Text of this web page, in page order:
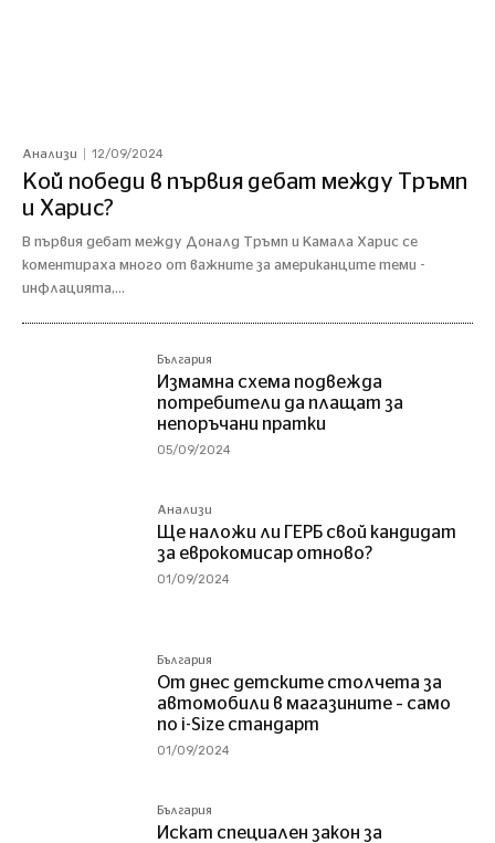
Анализи 12/09/2024
Кой победи в първия дебат между Тръмп
и Харис?
В първия дебат между Доналд Тръмп и Камала Харис се
коментираха много от важните за американците теми -
инфлацията,...
България
Измамна схема подвежда
потребители да плащат за
непоръчани пратки
05/09/2024
Анализи
Ще наложи ли ГЕРБ свой кандидат
за еврокомисар отново?
01/09/2024
България
От днес детските столчета за
автомобили в магазините – само
по i-Size стандарт
01/09/2024
България
Искат специален закон за